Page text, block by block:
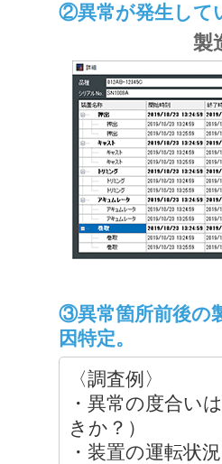
②異常が発生して
製
③異常箇所前後の
因特定。
〈調査例〉
・異常の度合い
きか？）
・装置の運転状